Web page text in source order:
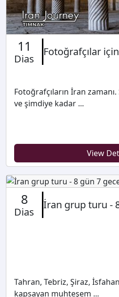
11
Dias
Fotoğrafçılar
Fotoğrafçıların İran
ve şimdiye kadar ...
View
8
Dias
İran grup turu -
Tahran, Tebriz, Şiraz,
kapsayan muhteşem ...